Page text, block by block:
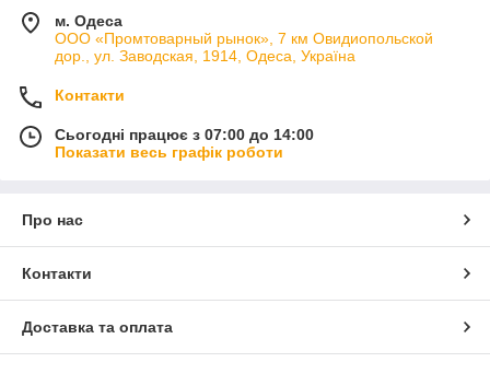
м. Одеса
ООО «Промтоварный рынок», 7 км Овидиопольской
дор., ул. Заводская, 1914, Одеса, Україна
Контакти
Сьогодні працює з 07:00 до 14:00
Показати весь графік роботи
Про нас
Контакти
Доставка та оплата